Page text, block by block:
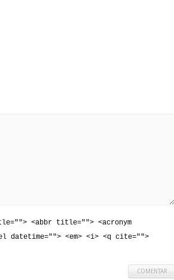
<abbr title=""> <acronym
datetime=""> <em> <i> <q cite="">